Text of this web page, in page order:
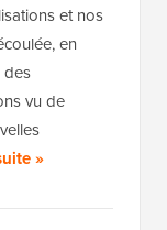
et nos
en
des
vu de
»